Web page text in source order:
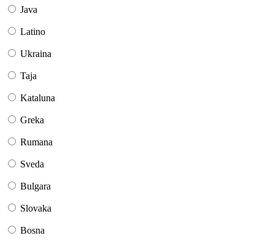
Java
Latino
Ukraina
Taja
Kataluna
Greka
Rumana
Sveda
Bulgara
Slovaka
Bosna